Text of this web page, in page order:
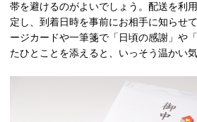
帯を避けるのがよいでしょう。配送を利
定し、到着日時を事前にお相手に知らせ
ージカードや一筆箋で「日頃の感謝」や
たひとことを添えると、いっそう温かい